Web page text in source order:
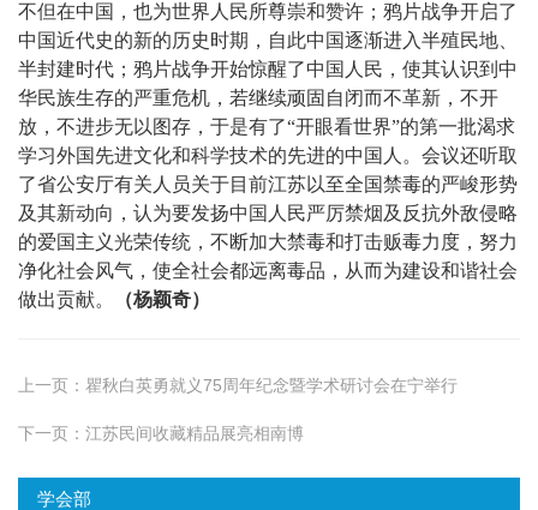
不但在中国，也为世界人民所尊崇和赞许；鸦片战争开启了
中国近代史的新的历史时期，自此中国逐渐进入半殖民地、
半封建时代；鸦片战争开始惊醒了中国人民，使其认识到中
华民族生存的严重危机，若继续顽固自闭而不革新，不开
放，不进步无以图存，于是有了“开眼看世界”的第一批渴求
学习外国先进文化和科学技术的先进的中国人。会议还听取
了省公安厅有关人员关于目前江苏以至全国禁毒的严峻形势
及其新动向，认为要发扬中国人民严厉禁烟及反抗外敌侵略
的爱国主义光荣传统，不断加大禁毒和打击贩毒力度，努力
净化社会风气，使全社会都远离毒品，从而为建设和谐社会
做出贡献。
（杨颖奇）
上一页： 瞿秋白英勇就义75周年纪念暨学术研讨会在宁举行
下一页： 江苏民间收藏精品展亮相南博
学会部